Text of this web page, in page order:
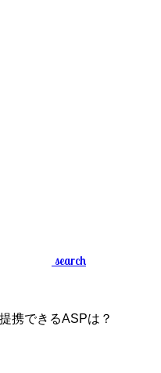
search
携できるASPは？